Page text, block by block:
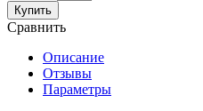
Купить
Сравнить
Описание
Отзывы
Параметры